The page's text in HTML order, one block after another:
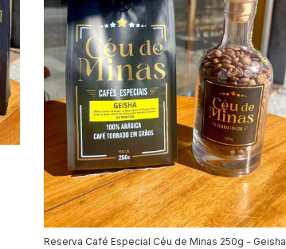
Reserva Café Especial Céu de Minas 250g - Geisha